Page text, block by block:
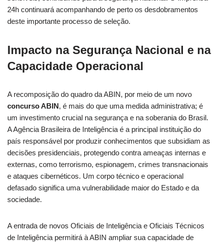
24h continuará acompanhando de perto os desdobramentos
deste importante processo de seleção.
Impacto na Segurança Nacional e na
Capacidade Operacional
A recomposição do quadro da ABIN, por meio de um novo
concurso ABIN, é mais do que uma medida administrativa; é
um investimento crucial na segurança e na soberania do Brasil.
A Agência Brasileira de Inteligência é a principal instituição do
país responsável por produzir conhecimentos que subsidiam as
decisões presidenciais, protegendo contra ameaças internas e
externas, como terrorismo, espionagem, crimes transnacionais
e ataques cibernéticos. Um corpo técnico e operacional
defasado significa uma vulnerabilidade maior do Estado e da
sociedade.
A entrada de novos Oficiais de Inteligência e Oficiais Técnicos
de Inteligência permitirá à ABIN ampliar sua capacidade de